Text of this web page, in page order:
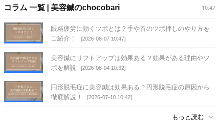
10:47
コラム 一覧 | 美容鍼のchocobari
眼精疲労に効くツボとは？手や首のツボ押しのやり方を
ご紹介！
[2026-08-07 10:47]
美容鍼にリフトアップは効果ある？効果がある理由やツ
ボを解説
[2026-08-04 10:32]
円形脱毛症に美容鍼は効果ある？円形脱毛症の原因から
徹底解説！
[2026-07-10 10:42]
もっと読む